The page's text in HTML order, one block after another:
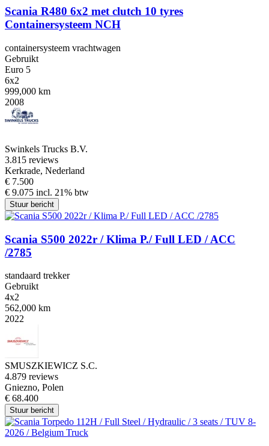
Scania R480 6x2 met clutch 10 tyres
Containersysteem NCH
containersysteem vrachtwagen
Gebruikt
Euro 5
6x2
999,000 km
2008
Swinkels Trucks B.V.
3.815 reviews
Kerkrade, Nederland
€ 7.500
€ 9.075 incl. 21% btw
Stuur bericht
Scania S500 2022r / Klima P./ Full LED / ACC
/2785
standaard trekker
Gebruikt
4x2
562,000 km
2022
SMUSZKIEWICZ S.C.
4.879 reviews
Gniezno, Polen
€ 68.400
Stuur bericht